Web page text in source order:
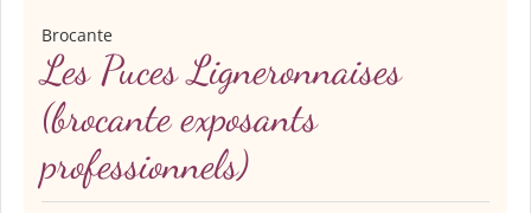
Brocante
Les Puces Ligneronnaises
(brocante exposants
professionnels)